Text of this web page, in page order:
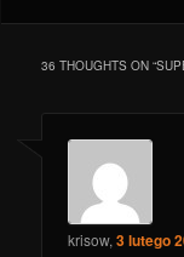
36 THOUGHTS ON “
krisow,3 lutego